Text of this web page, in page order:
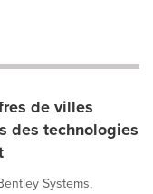
de villes
des technologies
Systems,